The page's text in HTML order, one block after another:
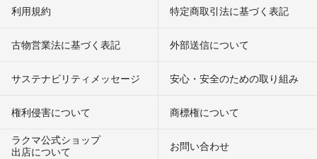
利用規約 特定商取引法に基づく表記
古物営業法に基づく表記 外部送信について
サステナビリティメッセージ 安心・安全のための取り組み
権利侵害について
商標権について
ラクマ公式ショップ
出店について
お問い合わせ